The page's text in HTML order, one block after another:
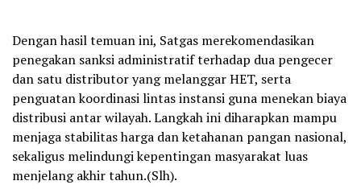
Dengan hasil temuan ini, Satgas merekomendasikan
penegakan sanksi administratif terhadap dua pengecer
dan satu distributor yang melanggar HET, serta
penguatan koordinasi lintas instansi guna menekan biaya
distribusi antar wilayah. Langkah ini diharapkan mampu
menjaga stabilitas harga dan ketahanan pangan nasional,
sekaligus melindungi kepentingan masyarakat luas
menjelang akhir tahun.(Slh).